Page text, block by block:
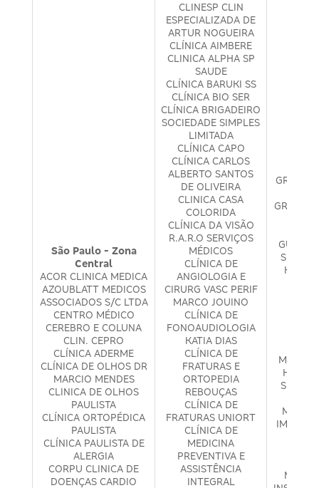
São Paulo - Zona
Central
ACOR CLINICA MEDICA
AZOUBLATT MEDICOS
ASSOCIADOS S/C LTDA
CENTRO MÉDICO
CEREBRO E COLUNA
CLIN. CEPRO
CLÍNICA ADERME
CLÍNICA DE OLHOS DR
MARCIO MENDES
CLINICA DE OLHOS
PAULISTA
CLÍNICA ORTOPÉDICA
PAULISTA
CLÍNICA PAULISTA DE
ALERGIA
CORPU CLINICA DE
DOENÇAS CARDIO
CLINESP CLIN
ESPECIALIZADA DE
ARTUR NOGUEIRA
CLÍNICA AIMBERE
CLINICA ALPHA SP
SAUDE
CLÍNICA BARUKI SS
CLÍNICA BIO SER
CLÍNICA BRIGADEIRO
SOCIEDADE SIMPLES
LIMITADA
CLÍNICA CAPO
CLÍNICA CARLOS
ALBERTO SANTOS
DE OLIVEIRA
CLINICA CASA
COLORIDA
CLÍNICA DA VISÃO
R.A.R.O SERVIÇOS
MÉDICOS
CLÍNICA DE
ANGIOLOGIA E
CIRURG VASC PERIF
MARCO JOUINO
CLÍNICA DE
FONOAUDIOLOGIA
KATIA DIAS
CLÍNICA DE
FRATURAS E
ORTOPEDIA
REBOUÇAS
CLÍNICA DE
FRATURAS UNIORT
CLÍNICA DE
MEDICINA
PREVENTIVA E
ASSISTÊNCIA
INTEGRAL
GRAVI
GRECO
HELIO
IMUNO -